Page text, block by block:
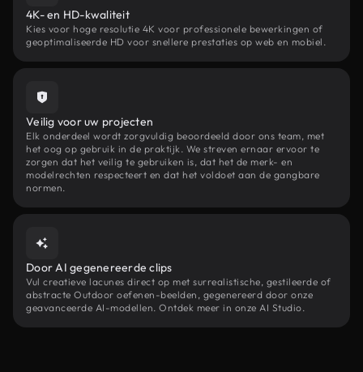
4K- en HD-kwaliteit
Kies voor hoge resolutie 4K voor professionele bewerkingen of
geoptimaliseerde HD voor snellere prestaties op web en mobiel.
Veilig voor uw projecten
Elk onderdeel wordt zorgvuldig beoordeeld door ons team, met
het oog op gebruik in de praktijk. We streven ernaar ervoor te
zorgen dat het veilig te gebruiken is, dat het de merk- en
modelrechten respecteert en dat het voldoet aan de gangbare
normen.
Door AI gegenereerde clips
Vul creatieve lacunes direct op met surrealistische, gestileerde of
abstracte Outdoor oefenen-beelden, gegenereerd door onze
geavanceerde AI-modellen. Ontdek meer in onze AI Studio.